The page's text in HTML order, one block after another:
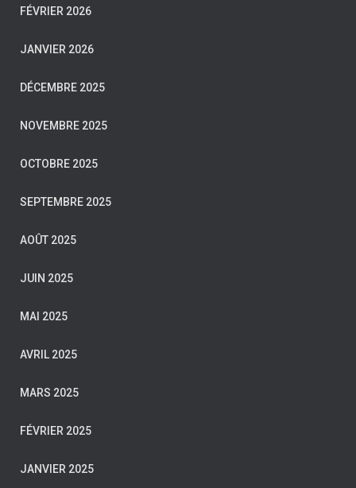
FÉVRIER 2026
JANVIER 2026
DÉCEMBRE 2025
NOVEMBRE 2025
OCTOBRE 2025
SEPTEMBRE 2025
AOÛT 2025
JUIN 2025
MAI 2025
AVRIL 2025
MARS 2025
FÉVRIER 2025
JANVIER 2025